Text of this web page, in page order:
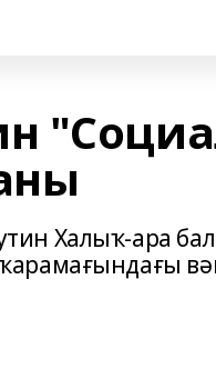
Халыҡ-ара